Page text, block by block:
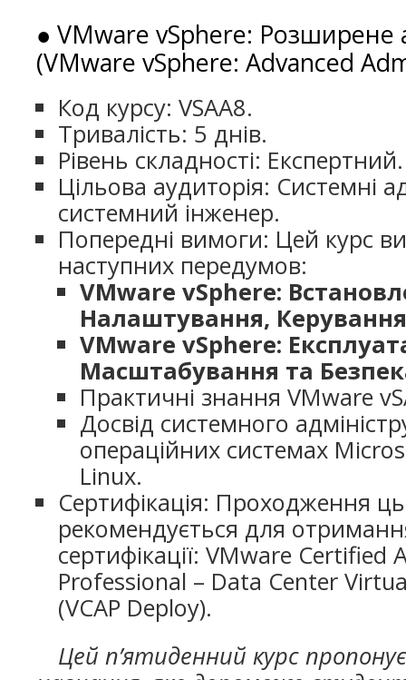
● VMware vSphere: Розширене
(VMware vSphere: Advanced
Код курсу: VSAA8.
Тривалість: 5 днів.
Рівень складності: Експертний.
Цільова аудиторія: Системні
системний інженер.
Попередні вимоги: Цей курс
наступних передумов:
VMware vSphere:
Налаштування, Керування
VMware vSphere:
Масштабування та
Практичні знання VMware
Досвід системного
операційних системах
Linux.
Сертифікація: Проходження
рекомендується для
сертифікації: VMware Certified
Professional – Data Center
(VCAP Deploy).
Цей п’ятиденний курс